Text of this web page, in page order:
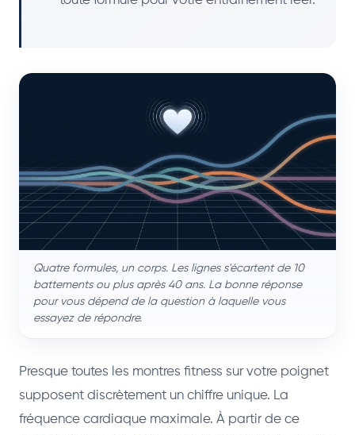
Quatre formules, un corps. Les lignes s'écartent de 10
battements ou plus après 40 ans. La bonne réponse
pour vous dépend de la question à laquelle vous
essayez de répondre.
Presque toutes les montres fitness sur votre poignet
supposent discrètement un chiffre unique. La
fréquence cardiaque maximale. À partir de ce